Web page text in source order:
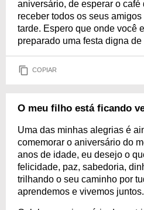
aniversário, de esperar o
receber todos os seus
tarde. Espero que onde você
preparado uma festa digna
COPIAR
O meu filho está ficando
Uma das minhas alegrias é
comemorar o aniversário do
anos de idade, eu desejo o
felicidade, paz, sabedoria,
trilhando o seu caminho por
aprendemos e vivemos juntos.